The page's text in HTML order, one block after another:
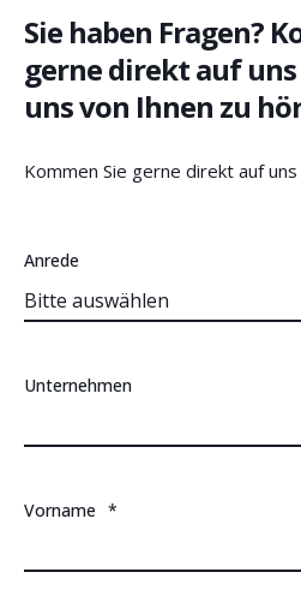
Sie haben Fragen?
gerne direkt auf
uns von Ihnen zu
Kommen Sie gerne direkt auf uns
Anrede
Unternehmen
Vorname *